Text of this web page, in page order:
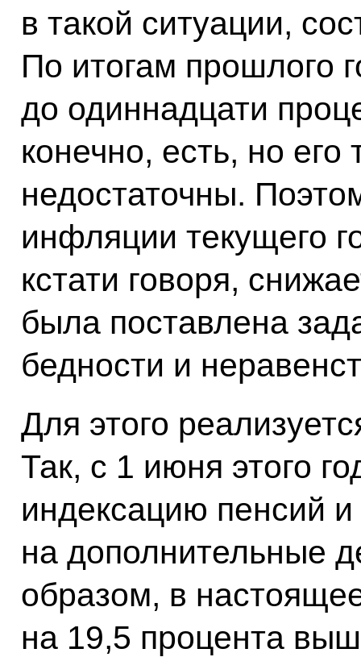
в такой ситуации,
По итогам прошлого
до одиннадцати
конечно, есть, но
недостаточны.
инфляции текущего
кстати говоря,
была поставлена
бедности и
Для этого
Так, с 1 июня этого
индексацию пенсий
на дополнительные
образом, в
на 19,5 процента